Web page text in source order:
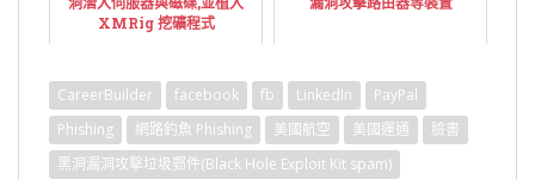
XMRig 挖礦程式
CareerBuilder facebook fb LinkedIn
PayPal
Phishing
網路釣魚 Phishing 美國航空 美國運通
臉書
黑洞漏洞攻擊垃圾郵件(Black Hole Exploit Kit spam)